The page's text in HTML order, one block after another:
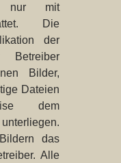
nur mit
Die
der
Betreiber
Bilder,
Dateien
dem
das
Alle